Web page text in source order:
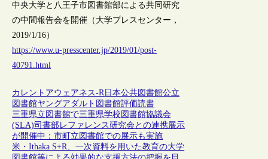
中央大学と八王子市図書館部による共同研究
の中間報告会を開催（大学プレスセンター，
2019/1/16）
https://www.u-presscenter.jp/2019/01/post-
40791.html
カレントアウェアネス-R日本公共図書館公立
図書館ヤングアダルト 図書館評価読書
三重県立図書館で三重県学校図書館協議会
(SLA)司書部レファレンス研究会との連携展示
が開催中：市町立図書館での展示も実施
米・Ithaka S+R、一次資料を用いた教育の大学